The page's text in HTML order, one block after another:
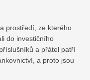
prostředí, ze kterého
do investičního
a přátel patří
a proto jsou